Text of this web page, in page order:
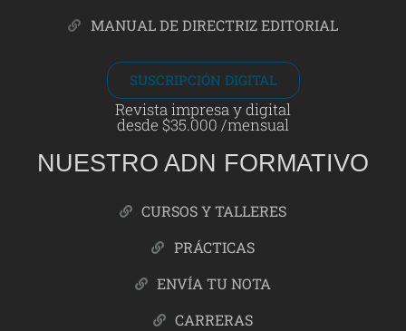
MANUAL DE DIRECTRIZ EDITORIAL
SUSCRIPCIÓN DIGITAL
Revista impresa y digital
desde $35.000 /mensual
NUESTRO ADN FORMATIVO
CURSOS Y TALLERES
PRÁCTICAS
ENVÍA TU NOTA
CARRERAS